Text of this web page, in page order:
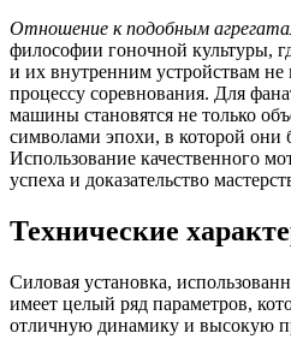
Отношение к подобным
философии гоночной культуры,
и их внутренним устройствам
процессу соревнования. Для
машины становятся не только
символами эпохи, в которой они
Использование качественного
успеха и доказательство
Технические
Силовая установка,
имеет целый ряд параметров,
отличную динамику и высокую